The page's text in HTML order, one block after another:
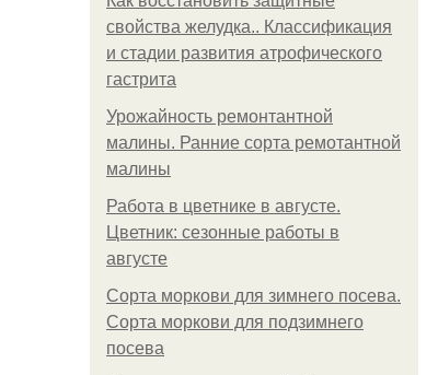
свойства желудка.. Классификация
и стадии развития атрофического
гастрита
Урожайность ремонтантной
малины. Ранние сорта ремотантной
малины
Работа в цветнике в августе.
Цветник: сезонные работы в
августе
Сорта моркови для зимнего посева.
Сорта моркови для подзимнего
посева